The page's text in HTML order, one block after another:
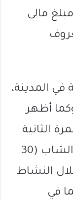
مالي
معروف
المدينة،
أظهر
الثانية
التي يضبط فيها سلاح بحوزة الشاب (30
النشاط
في